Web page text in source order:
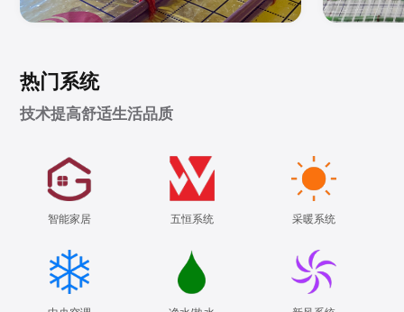
热门系统
技术提高舒适生活品质
智能家居 五恒系统 采暖系统